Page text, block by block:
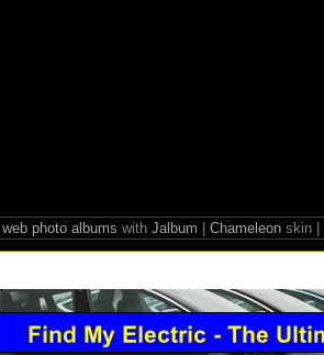
web photo albums with Jalbum Chameleonskin |